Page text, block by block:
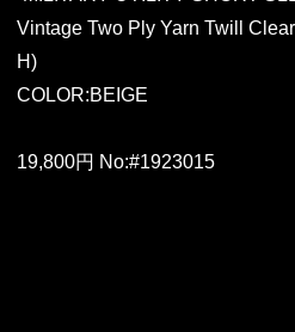
Vintage Two Ply Yarn Twill
H)
COLOR:BEIGE
19,800円 No:#1923015